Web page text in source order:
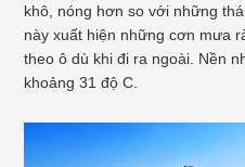
khô, nóng hơn so với những
này xuất hiện những cơn mưa
theo ô dù khi đi ra ngoài. Nền
khoảng 31 độ C.